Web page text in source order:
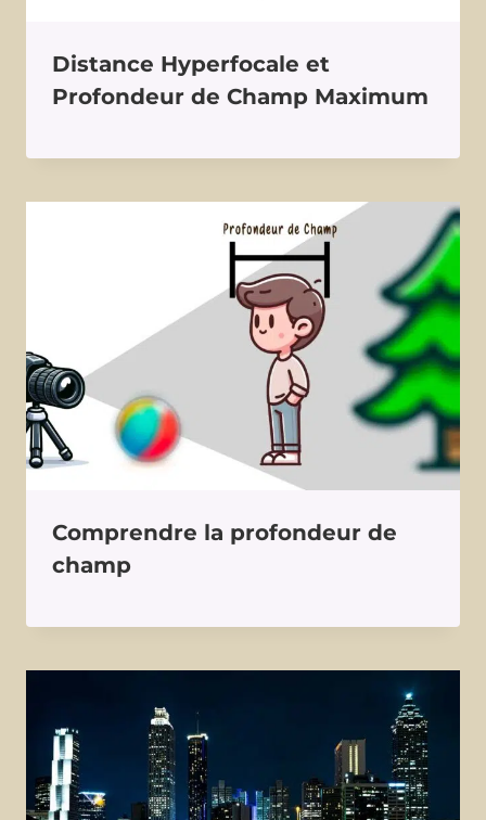
Distance Hyperfocale et
Profondeur de Champ Maximum
Comprendre la profondeur de
champ